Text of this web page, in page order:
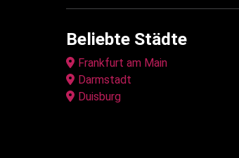
Beliebte Städte
Frankfurt am Main
Darmstadt
Duisburg